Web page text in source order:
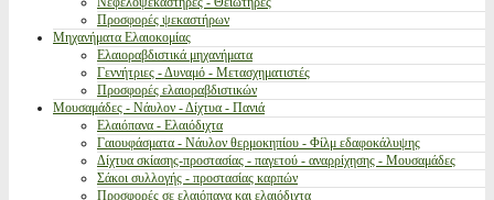
Προσφορές ψεκαστήρων
Μηχανήματα Ελαιοκομίας
Ελαιοραβδιστικά μηχανήματα
Γεννήτριες - Δυναμό - Μετασχηματιστές
Προσφορές ελαιοραβδιστικών
Μουσαμάδες - Νάυλον - Δίχτυα - Πανιά
Ελαιόπανα - Ελαιόδιχτα
Γαιουφάσματα - Νάυλον θερμοκηπίου - Φίλμ εδαφοκάλυψης
Δίχτυα σκίασης-προστασίας - παγετού - αναρρίχησης - Μουσαμάδες
Σάκοι συλλογής - προστασίας καρπών
Προσφορές σε ελαιόπανα και ελαιόδιχτα